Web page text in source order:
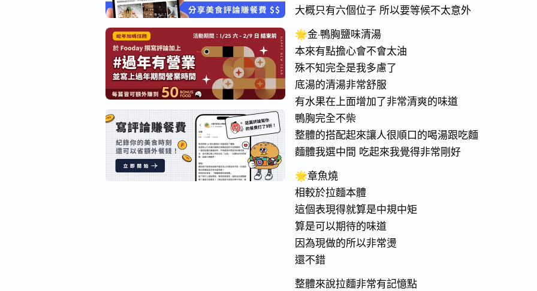
大概只有六個位子 所以要等候不太意外
🌟金·鴨胸鹽味清湯
本來有點擔心會不會太油
殊不知完全是我多慮了
底湯的清湯非常舒服
有水果在上面增加了非常清爽的味道
鴨胸完全不柴
整體的搭配起來讓人很順口的喝湯跟吃麵
麵體我選中間 吃起來我覺得非常剛好
🌟章魚燒
相較於拉麵本體
這個表現得就算是中規中矩
算是可以期待的味道
因為現做的所以非常燙
還不錯
整體來說拉麵非常有記憶點